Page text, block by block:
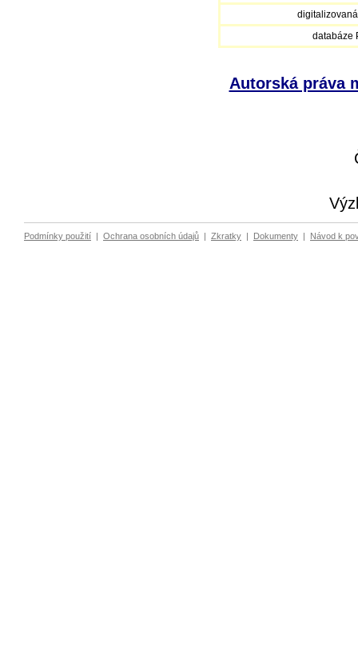
databáze
Autorská práva
Podmínky použití | Ochrana osobních údajů | Zkratky | Dokumenty | Návod k